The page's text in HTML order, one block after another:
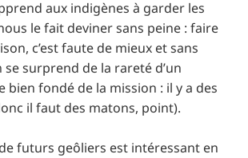
aux indigènes à garder les
le fait deviner sans peine : faire
c’est faute de mieux et sans
surprend de la rareté d’un
bien fondé de la mission : il y a des
il faut des matons, point).
futurs geôliers est intéressant en